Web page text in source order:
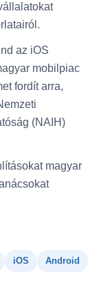
az iOS
mobilpiac
fordít arra,
(NAIH)
magyar
iOS Android